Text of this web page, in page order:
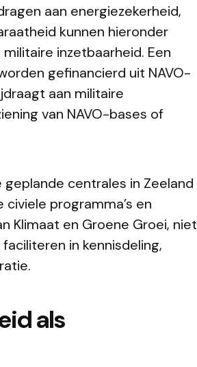
aan energiezekerheid,
kunnen hieronder
inzetbaarheid. Een
gefinancierd uit NAVO-
aan militaire
van NAVO-bases of
centrales in Zeeland
programma’s en
Klimaat en Groene Groei, niet
in kennisdeling,
als